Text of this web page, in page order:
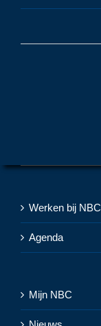
Werken bij NBC
Agenda
Mijn NBC